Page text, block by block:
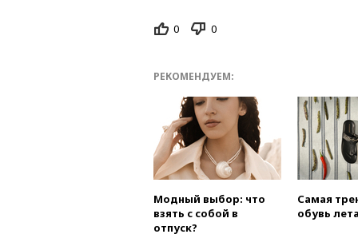
0 0
РЕКОМЕНДУЕМ:
Модный выбор: что
взять с собой в
отпуск?
Самая
обувь